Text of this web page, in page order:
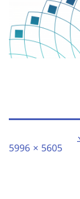
الحجم
الكامل
5605 × 5996